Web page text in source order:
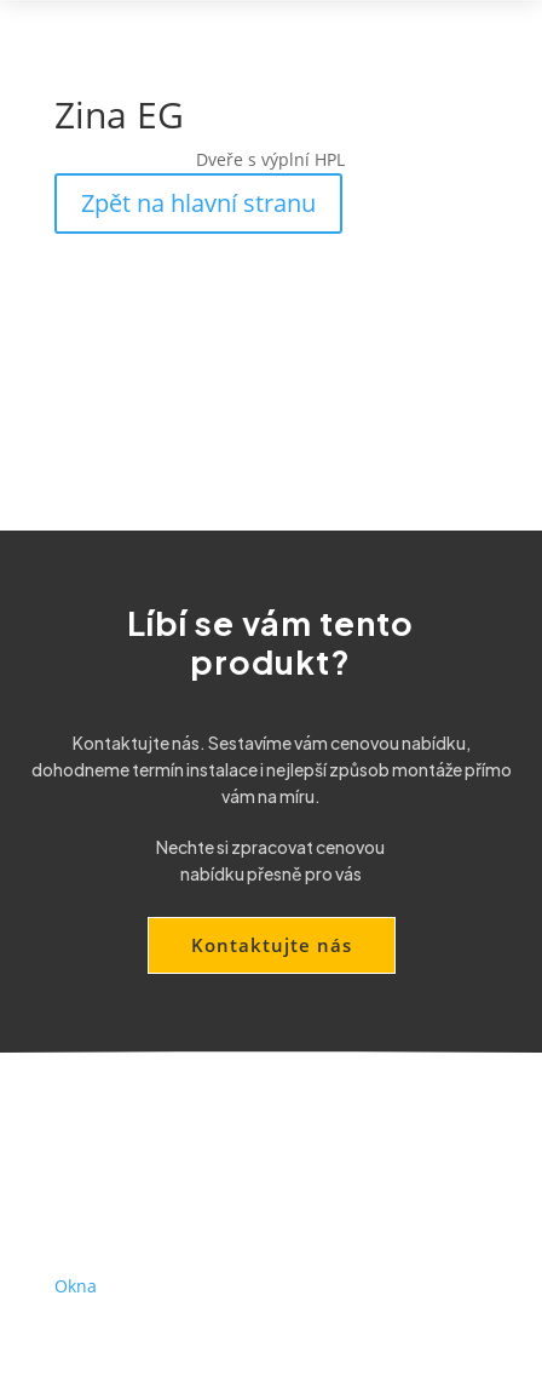
Zina EG
Dveře s výplní HPL
Zpět na hlavní stranu
Líbí se vám tento
produkt?
Kontaktujte nás. Sestavíme vám cenovou nabídku,
dohodneme termín instalace i nejlepší způsob montáže přímo
vám na míru.
Nechte si zpracovat cenovou
nabídku přesně pro vás
Kontaktujte nás
Okna